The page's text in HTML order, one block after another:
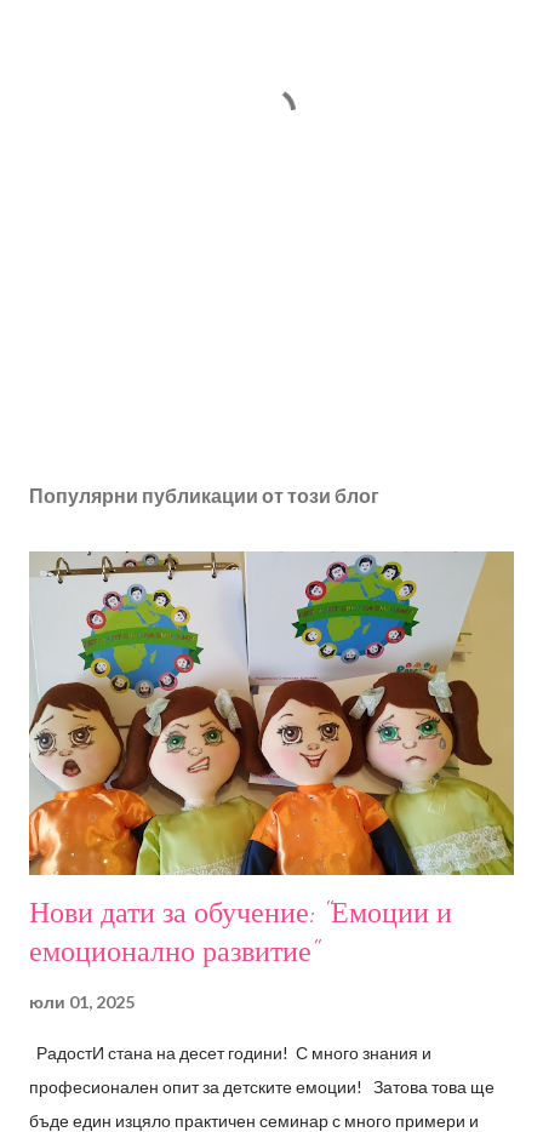
Популярни публикации от този блог
Нови дати за обучение: "Емоции и
емоционално развитие"
юли 01, 2025
РадостИ стана на десет години! С много знания и
професионален опит за детските емоции! Затова това ще
бъде един изцяло практичен семинар с много примери и